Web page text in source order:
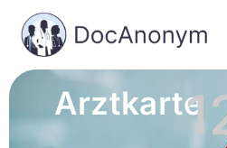
Arztkarte